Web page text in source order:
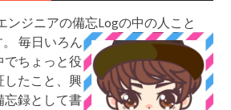
ンジニアの備忘Logの中の人こと
毎日いろん
でちょっと役
したこと、興
忘録として書